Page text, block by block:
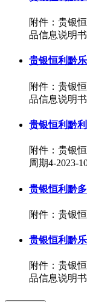
附件：贵银
品信息说明
贵银恒利黔
附件：贵银
品信息说明
贵银恒利黔
附件：贵银
周期4-2023-
贵银恒利黔
附件：贵银
贵银恒利黔
附件：贵银
品信息说明